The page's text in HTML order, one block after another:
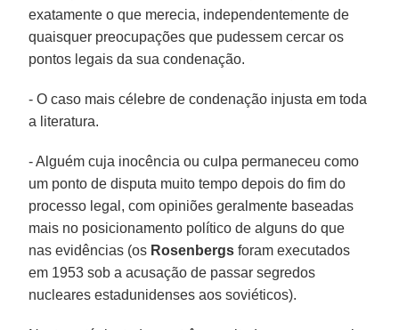
exatamente o que merecia, independentemente de
quaisquer preocupações que pudessem cercar os
pontos legais da sua condenação.
- O caso mais célebre de condenação injusta em toda
a literatura.
- Alguém cuja inocência ou culpa permaneceu como
um ponto de disputa muito tempo depois do fim do
processo legal, com opiniões geralmente baseadas
mais no posicionamento político de alguns do que
nas evidências (os Rosenbergs foram executados
em 1953 sob a acusação de passar segredos
nucleares estadunidenses aos soviéticos).